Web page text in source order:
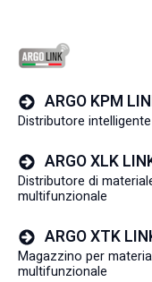
ARGO KPM
Distributore
ARGO XLK
Distributore di
multifunzionale
ARGO XTK
Magazzino per
multifunzionale